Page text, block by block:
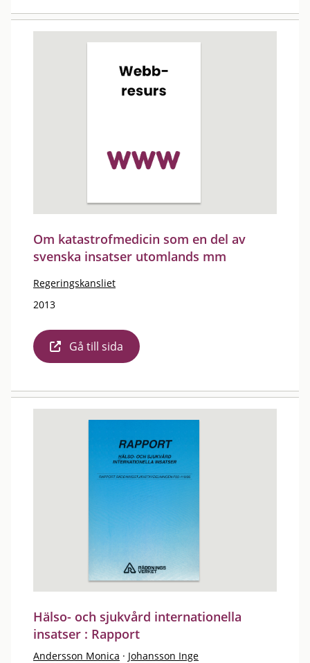
Om katastrofmedicin som en del av
svenska insatser utomlands mm
Regeringskansliet
2013
Gå till sida
Hälso- och sjukvård internationella
insatser : Rapport
Andersson Monica · Johansson Inge